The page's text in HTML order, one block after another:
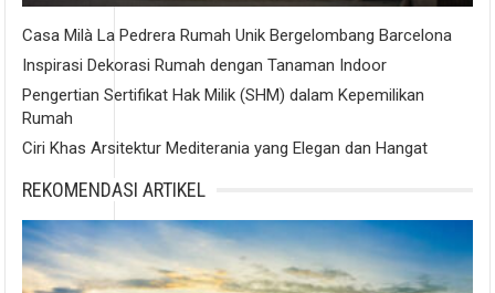
Casa Milà La Pedrera Rumah Unik Bergelombang Barcelona
Inspirasi Dekorasi Rumah dengan Tanaman Indoor
Pengertian Sertifikat Hak Milik (SHM) dalam Kepemilikan
Rumah
Ciri Khas Arsitektur Mediterania yang Elegan dan Hangat
REKOMENDASI ARTIKEL